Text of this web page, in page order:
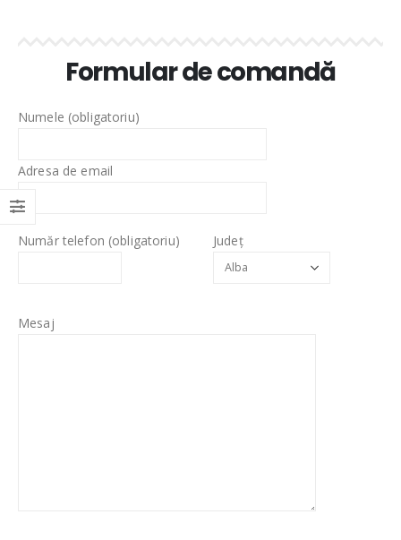
Formular de comandă
Numele (obligatoriu)
Adresa de email
Număr telefon (obligatoriu) Județ
Mesaj